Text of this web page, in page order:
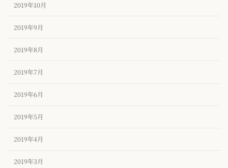
2019年10月
2019年9月
2019年8月
2019年7月
2019年6月
2019年5月
2019年4月
2019年3月